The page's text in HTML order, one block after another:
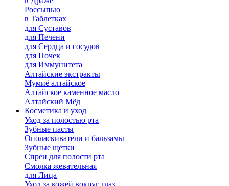
Россыпью
в Таблетках
для Cуставов
для Печени
для Сердца и сосудов
для Почек
для Иммунитета
Алтайские экстракты
Мумиё алтайское
Алтайское каменное масло
Алтайский Мёд
Косметика и уход
Уход за полостью рта
Зубные пасты
Ополаскиватели и бальзамы
Зубные щетки
Спреи для полости рта
Смолка жевательная
для Лица
Уход за кожей вокруг глаз